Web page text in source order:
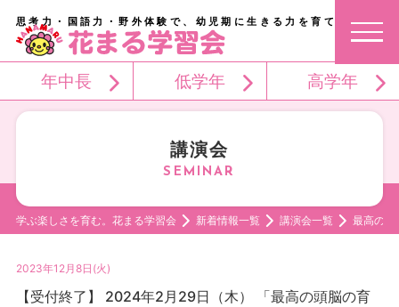
思考力・国語力・野外体験で、幼児期に生きる力を育てる。
年中長 低学年 高学年
講演会
学ぶ楽しさを育む。花まる学習会 新着情報一覧 講演会一覧 最高の頭
2023年12月8日(火)
【受付終了】 2024年2月29日（木） 「最高の頭脳の育